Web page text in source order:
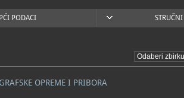
PODACI
OPREME I PRIBORA